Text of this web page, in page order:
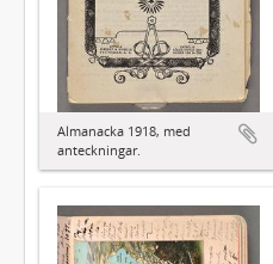
Almanacka 1918, med
anteckningar.